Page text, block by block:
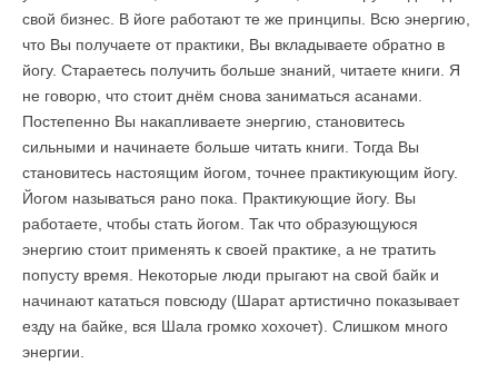
свой бизнес. В йоге работают те же принципы. Всю энергию,
что Вы получаете от практики, Вы вкладываете обратно в
йогу. Стараетесь получить больше знаний, читаете книги. Я
не говорю, что стоит днём снова заниматься асанами.
Постепенно Вы накапливаете энергию, становитесь
сильными и начинаете больше читать книги. Тогда Вы
становитесь настоящим йогом, точнее практикующим йогу.
Йогом называться рано пока. Практикующие йогу. Вы
работаете, чтобы стать йогом. Так что образующуюся
энергию стоит применять к своей практике, а не тратить
попусту время. Некоторые люди прыгают на свой байк и
начинают кататься повсюду (Шарат артистично показывает
езду на байке, вся Шала громко хохочет). Слишком много
энергии.